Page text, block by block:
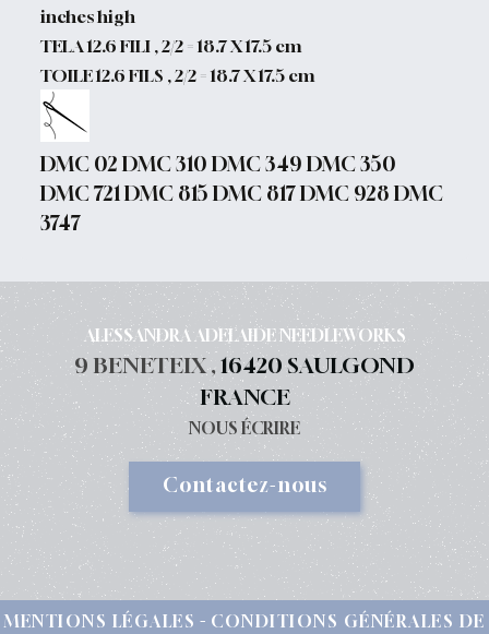
inches high
TELA 12.6 FILI , 2/2 = 18.7 X 17.5 cm
TOILE 12.6 FILS , 2/2 = 18.7 X 17.5 cm
DMC 02 DMC 310 DMC 349 DMC 350
DMC 721 DMC 815 DMC 817 DMC 928 DMC
3747
ALESSANDRA ADELAIDE NEEDLEWORKS
9 BENETEIX ,16420 SAULGOND
FRANCE
NOUS ÉCRIRE
Contactez-nous
MENTIONS LÉGALES CONDITIONS GÉNÉRALES DE